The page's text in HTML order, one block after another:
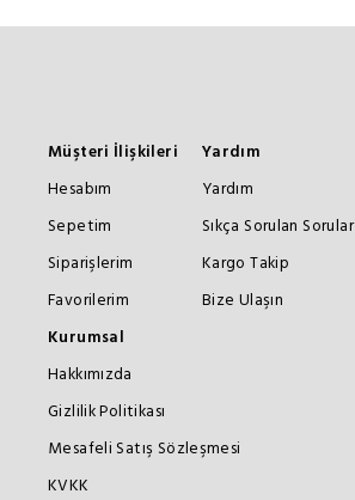
Müşteri İlişkileri
Hesabım
Sepetim
Siparişlerim
Favorilerim
Yardım
Yardım
Sıkça Sorulan Sorular
Kargo Takip
Bize Ulaşın
Kurumsal
Hakkımızda
Gizlilik Politikası
Mesafeli Satış Sözleşmesi
KVKK